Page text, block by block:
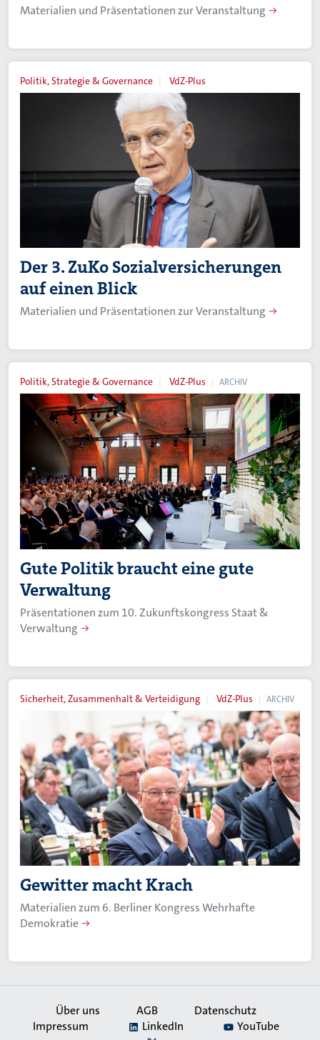
Materialien und Präsentationen zur Veranstaltung
Politik, Strategie & Governance VdZ-Plus
Der 3. ZuKo Sozialversicherungen
auf einen Blick
Materialien und Präsentationen zur Veranstaltung
Politik, Strategie & Governance VdZ-Plus ARCHIV
Gute Politik braucht eine gute
Verwaltung
Präsentationen zum 10. Zukunftskongress Staat &
Verwaltung
Sicherheit, Zusammenhalt & Verteidigung VdZ-Plus ARCHIV
Gewitter macht Krach
Materialien zum 6. Berliner Kongress Wehrhafte
Demokratie
Secondary
Über uns AGB
Datenschutz
Impressum
LinkedIn
YouTube